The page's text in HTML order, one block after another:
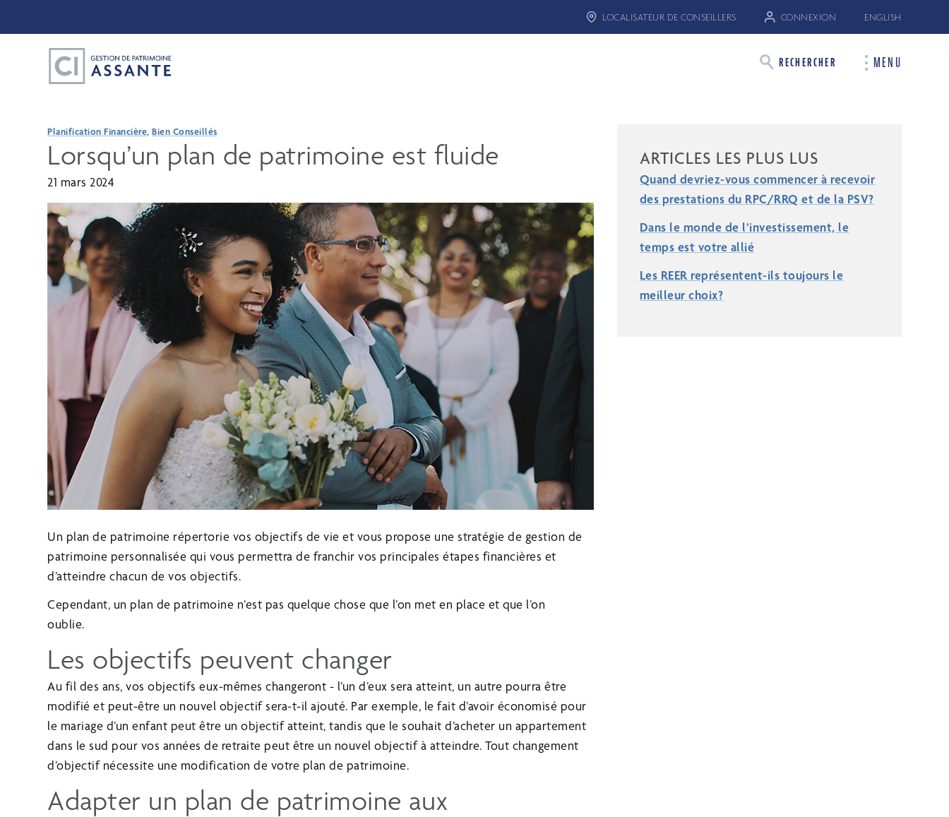
LOCALISATEUR DE CONSEILLERS CONNEXION ENGLISH
RECHERCHER MENU
Planification Financière,Bien Conseillés
Lorsqu’un plan de patrimoine est fluide
21 mars 2024
Un plan de patrimoine répertorie vos objectifs de vie et vous propose une stratégie de gestion de
patrimoine personnalisée qui vous permettra de franchir vos principales étapes financières et
d’atteindre chacun de vos objectifs.
Cependant, un plan de patrimoine n’est pas quelque chose que l’on met en place et que l’on
oublie.
Les objectifs peuvent changer
Au fil des ans, vos objectifs eux-mêmes changeront - l’un d’eux sera atteint, un autre pourra être
modifié et peut-être un nouvel objectif sera-t-il ajouté. Par exemple, le fait d’avoir économisé pour
le mariage d’un enfant peut être un objectif atteint, tandis que le souhait d’acheter un appartement
dans le sud pour vos années de retraite peut être un nouvel objectif à atteindre. Tout changement
d’objectif nécessite une modification de votre plan de patrimoine.
Adapter un plan de patrimoine aux
ARTICLES LES PLUS LUS
Quand devriez-vous commencer à recevoir
des prestations du RPC/RRQ et de la PSV?
Dans le monde de l’investissement, le
temps est votre allié
Les REER représentent-ils toujours le
meilleur choix?